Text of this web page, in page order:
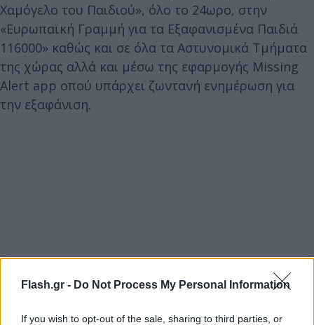
Flash.gr - Do Not Process My Personal Information
If you wish to opt-out of the sale, sharing to third parties, or
Χαμόγελο του Παιδιού», όλο το 24ωρο, στην
«Ευρωπαϊκή Γραμμή για τα Εξαφανισμένα Παιδιά
116000» καθώς και σε όλα τα Αστυνομικά Τμήματα
της χώρας αλλά και μέσω της εφαρμογής Missing
Alert app οπού υπάρχει ζωντανή ενημέρωση για
την εξαφάνιση.